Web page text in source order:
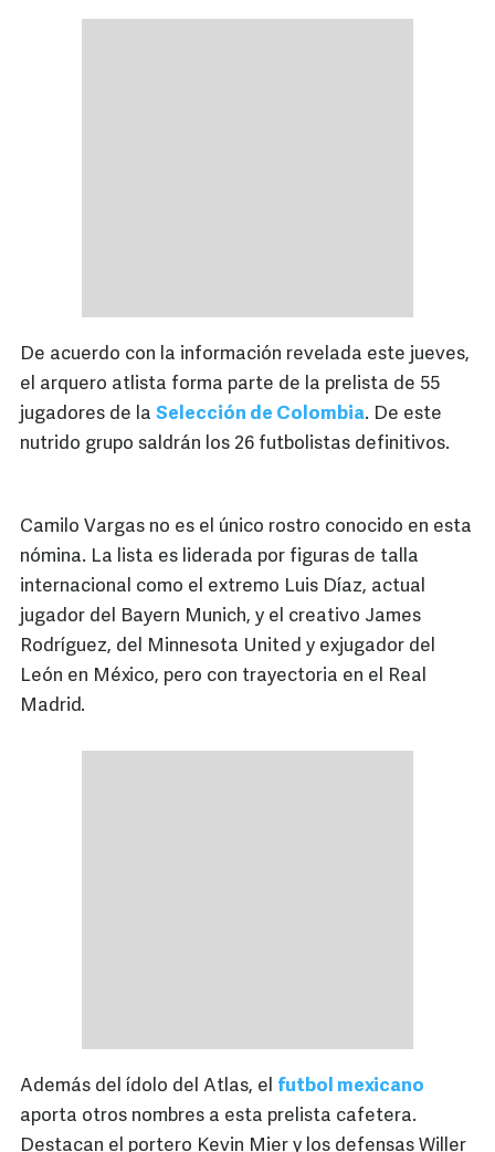
De acuerdo con la información revelada este jueves,
el arquero atlista forma parte de la prelista de 55
jugadores de la Selección de Colombia. De este
nutrido grupo saldrán los 26 futbolistas definitivos.
Camilo Vargas no es el único rostro conocido en esta
nómina. La lista es liderada por figuras de talla
internacional como el extremo Luis Díaz, actual
jugador del Bayern Munich, y el creativo James
Rodríguez, del Minnesota United y exjugador del
León en México, pero con trayectoria en el Real
Madrid.
Además del ídolo del Atlas, el futbol mexicano
aporta otros nombres a esta prelista cafetera.
Destacan el portero Kevin Mier y los defensas Willer